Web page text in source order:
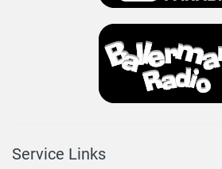
Service Links